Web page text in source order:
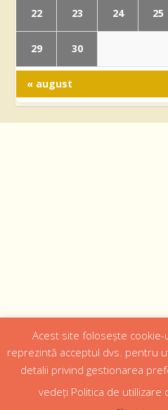
22 23 24 25
29 30
« august
Designed byWeb
Istoric Episcopul
Parteneri
Acest site folosește cookie-
reprezintă acceptul dvs. pentru
detalii privind gestionarea
vedeți Politica de utillizare